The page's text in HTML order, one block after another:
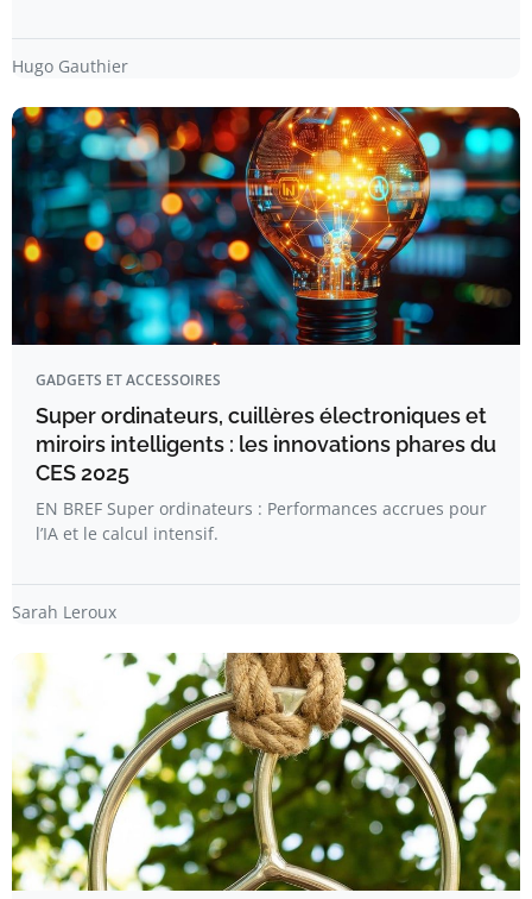
Hugo Gauthier
GADGETS ET ACCESSOIRES
Super ordinateurs, cuillères électroniques et
miroirs intelligents : les innovations phares du
CES 2025
EN BREF Super ordinateurs : Performances accrues pour
l’IA et le calcul intensif.
Sarah Leroux